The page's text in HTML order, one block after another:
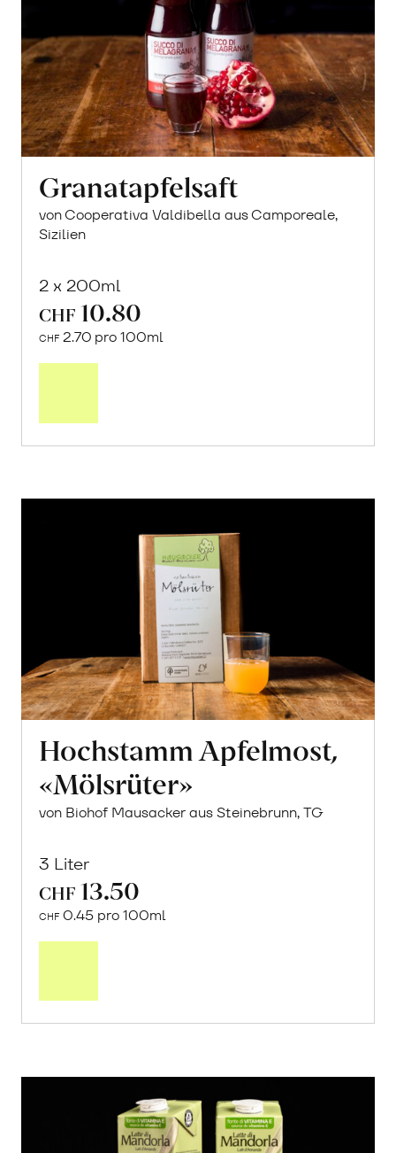
Granatapfelsaft
von Cooperativa Valdibella aus Camporeale,
Sizilien
2 x 200ml
CHF 10.80
CHF 2.70 pro 100ml
Hochstamm Apfelmost,
«Mölsrüter»
von Biohof Mausacker aus Steinebrunn, TG
3 Liter
CHF 13.50
CHF 0.45 pro 100ml